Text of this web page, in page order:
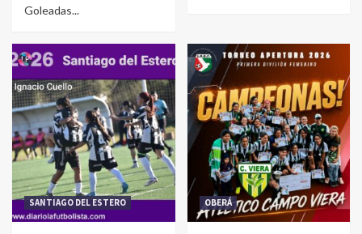
Goleadas...
SANTIAGO DEL ESTERO OBERÁ